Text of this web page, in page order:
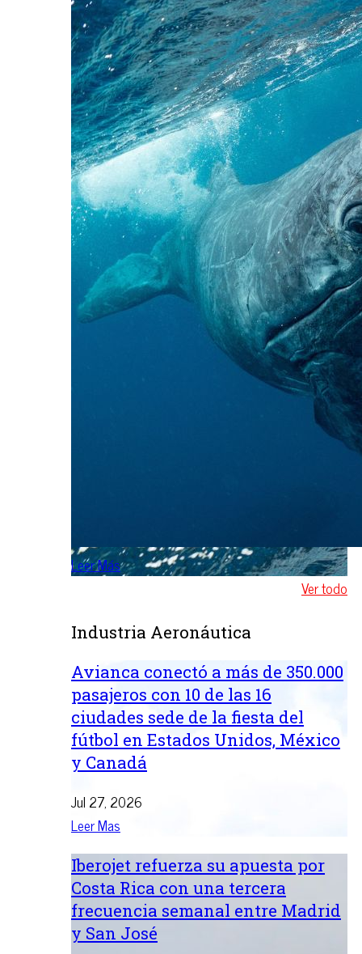
Leer Más
Ver todo
Industria Aeronáutica
Avianca conectó a más de 350.000
pasajeros con 10 de las 16
ciudades sede de la fiesta del
fútbol en Estados Unidos, México
y Canadá
Jul 27, 2026
Leer Mas
Iberojet refuerza su apuesta por
Costa Rica con una tercera
frecuencia semanal entre Madrid
y San José